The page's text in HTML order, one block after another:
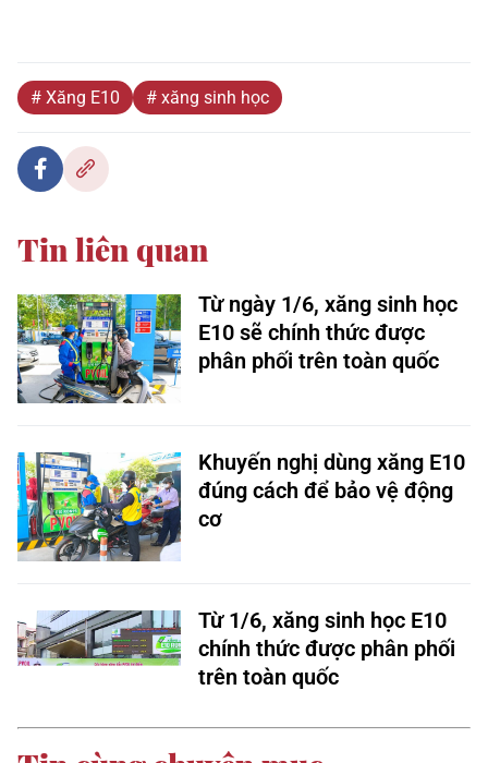
# Xăng E10 # xăng sinh học
Tin liên quan
Từ ngày 1/6, xăng sinh học
E10 sẽ chính thức được
phân phối trên toàn quốc
Khuyến nghị dùng xăng E10
đúng cách để bảo vệ động
cơ
Từ 1/6, xăng sinh học E10
chính thức được phân phối
trên toàn quốc